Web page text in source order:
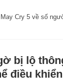
Cry 5 về số
bị lộ
điều